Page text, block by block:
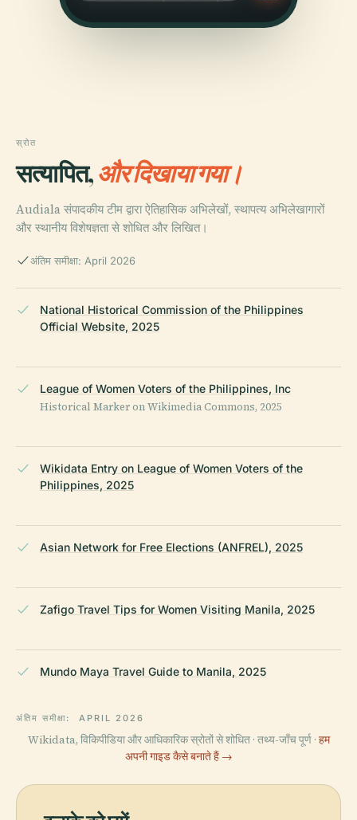
स्रोत
सत्यापित,और दिखाया गया।
Audiala संपादकीय टीम द्वारा ऐतिहासिक अभिलेखों, स्थापत्य अभिलेखागारों
और स्थानीय विशेषज्ञता से शोधित और लिखित।
अंतिम समीक्षा: April 2026
National Historical Commission of the Philippines
Official Website, 2025
League of Women Voters of the Philippines, Inc
Historical Marker on Wikimedia Commons, 2025
Wikidata Entry on League of Women Voters of the
Philippines, 2025
Asian Network for Free Elections (ANFREL), 2025
Zafigo Travel Tips for Women Visiting Manila, 2025
Mundo Maya Travel Guide to Manila, 2025
अंतिम समीक्षा: APRIL 2026
Wikidata, विकिपीडिया और आधिकारिक स्रोतों से शोधित · तथ्य-जाँच पूर्ण · हम
अपनी गाइड कैसे बनाते हैं →